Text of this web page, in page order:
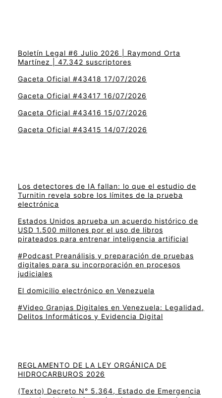
Boletín Legal #6 Julio 2026 | Raymond Orta
Martínez | 47.342 suscriptores
Gaceta Oficial #43418 17/07/2026
Gaceta Oficial #43417 16/07/2026
Gaceta Oficial #43416 15/07/2026
Gaceta Oficial #43415 14/07/2026
Los detectores de IA fallan: lo que el estudio de
Turnitin revela sobre los límites de la prueba
electrónica
Estados Unidos aprueba un acuerdo histórico de
USD 1.500 millones por el uso de libros
pirateados para entrenar inteligencia artificial
#Podcast Preanálisis y preparación de pruebas
digitales para su incorporación en procesos
judiciales
El domicilio electrónico en Venezuela
#Video Granjas Digitales en Venezuela: Legalidad,
Delitos Informáticos y Evidencia Digital
REGLAMENTO DE LA LEY ORGÁNICA DE
HIDROCARBUROS 2026
(Texto) Decreto N° 5.364, Estado de Emergencia